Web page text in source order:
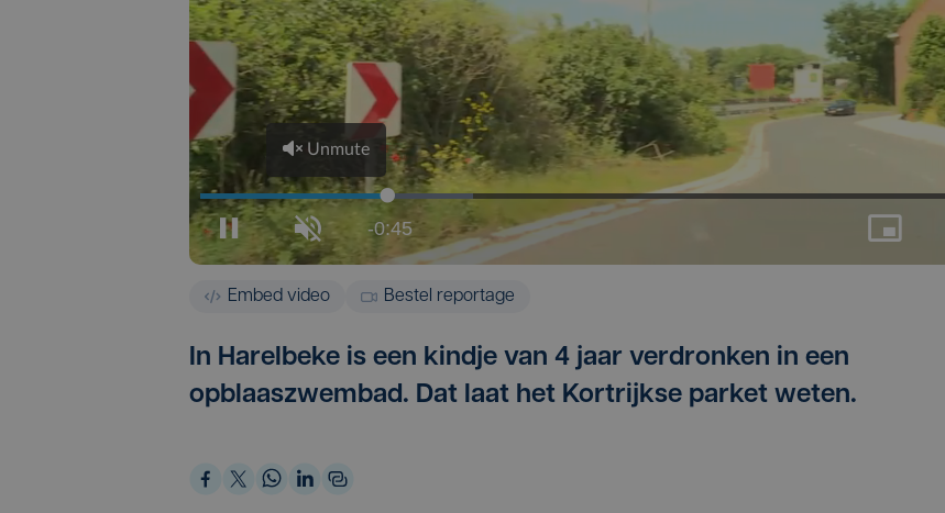
Embed video Bestel reportage
In Harelbeke is een kindje van 4 jaar verdronken in een
opblaaszwembad. Dat laat het Kortrijkse parket weten.